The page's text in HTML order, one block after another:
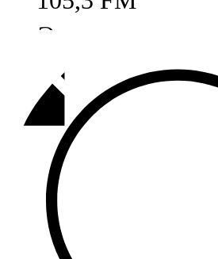
Әлмәт
92,9 FM
Базарлы матак
107,1 FM
Балык бистәсе
104,9 FM
Баулы